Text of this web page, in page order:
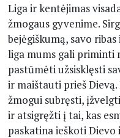
Liga ir kentėjimas
žmogaus gyvenime.
bejėgiškumą, savo
liga mums gali priminti
pastūmėti užsisklęsti
ir maištauti prieš
žmogui subręsti,
ir atsigręžti į tai, kas
paskatina ieškoti Dievo